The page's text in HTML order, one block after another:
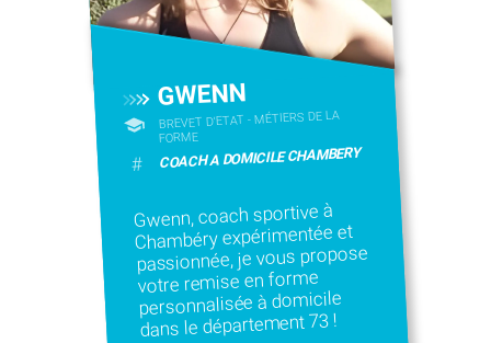
GWENN
BREVET D'ETAT - MÉTIERS DE LA
FORME
# COACH A DOMICILE CHAMBERY
Gwenn, coach sportive à
Chambéry expérimentée et
passionnée, je vous propose
votre remise en forme
personnalisée à domicile
dans le département 73 !